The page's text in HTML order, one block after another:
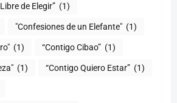
de Elegir” (1)
"Confesiones de un Elefante" (1)
(1) “Contigo Cibao” (1)
(1) “Contigo Quiero Estar” (1)